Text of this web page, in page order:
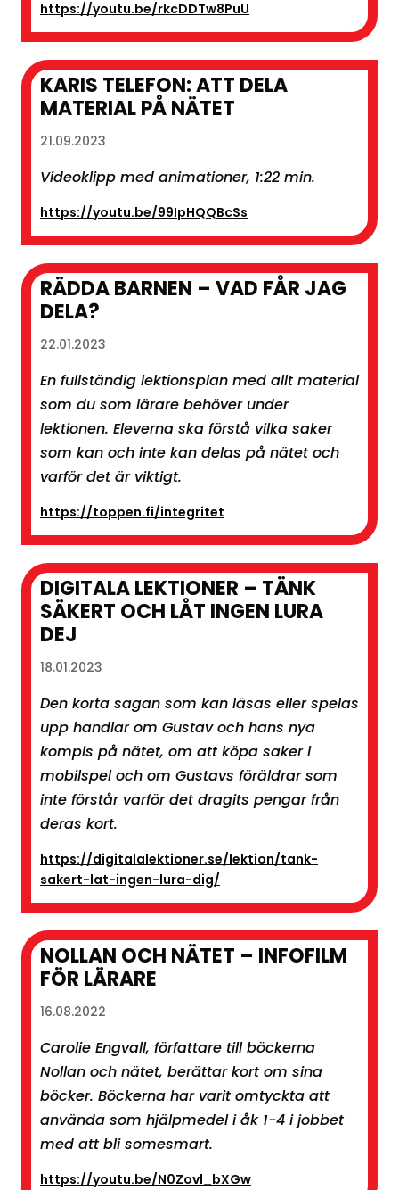
https://youtu.be/rkcDDTw8PuU
KARIS TELEFON: ATT DELA
MATERIAL PÅ NÄTET
21.09.2023
Videoklipp med animationer, 1:22 min.
https://youtu.be/99IpHQQBcSs
RÄDDA BARNEN – VAD FÅR JAG
DELA?
22.01.2023
En fullständig lektionsplan med allt material
som du som lärare behöver under
lektionen. Eleverna ska förstå vilka saker
som kan och inte kan delas på nätet och
varför det är viktigt.
https://toppen.fi/integritet
DIGITALA LEKTIONER – TÄNK
SÄKERT OCH LÅT INGEN LURA
DEJ
18.01.2023
Den korta sagan som kan läsas eller spelas
upp handlar om Gustav och hans nya
kompis på nätet, om att köpa saker i
mobilspel och om Gustavs föräldrar som
inte förstår varför det dragits pengar från
deras kort.
https://digitalalektioner.se/lektion/tank-
sakert-lat-ingen-lura-dig/
NOLLAN OCH NÄTET – INFOFILM
FÖR LÄRARE
16.08.2022
Carolie Engvall, författare till böckerna
Nollan och nätet, berättar kort om sina
böcker. Böckerna har varit omtyckta att
använda som hjälpmedel i åk 1-4 i jobbet
med att bli somesmart.
https://youtu.be/N0Zovl_bXGw